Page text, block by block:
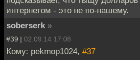
интернетом - это не по-нашему.
soberserk »
#39 | 02.09.14 17:08
Кому: pekmop1024, #37